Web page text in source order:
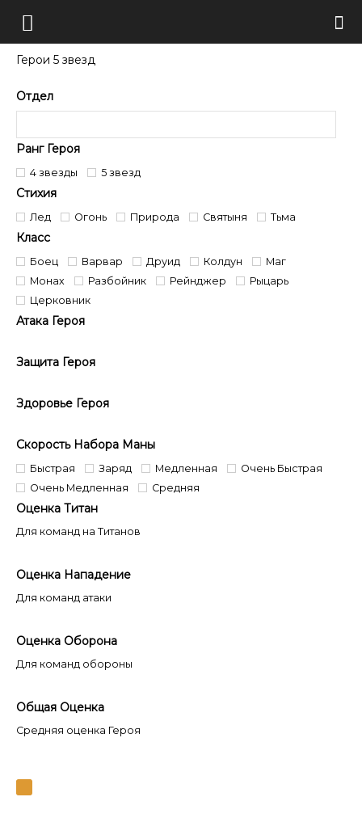
Герои 5 звезд
Отдел
Ранг Героя
4 звезды 5 звезд
Стихия
Лед Огонь Природа Святыня Тьма
Класс
Боец Варвар Друид Колдун
Маг
Монах
Разбойник Рейнджер
Рыцарь
Церковник
Атака Героя
Защита Героя
Здоровье Героя
Скорость Набора Маны
Быстрая Заряд Медленная
Очень Быстрая
Очень Медленная
Средняя
Оценка Титан
Для команд на Титанов
Оценка Нападение
Для команд атаки
Оценка Оборона
Для команд обороны
Общая Оценка
Средняя оценка Героя